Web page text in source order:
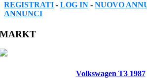
REGISTRATI - LOG IN - NUOVO
ANNUNCI
Facebook
Twitter
Reddit
LinkedIn
WhatsApp
Tumblr
Pinterest
Vk
Xing
Email
MARKT
Volkswagen T3 1987